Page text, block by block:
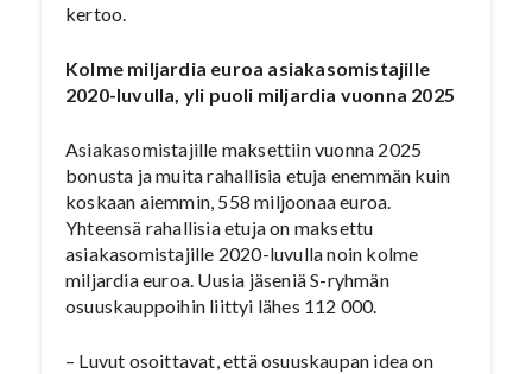
kertoo.
Kolme miljardia euroa asiakasomistajille
2020-luvulla, yli puoli miljardia vuonna 2025
Asiakasomistajille maksettiin vuonna 2025
bonusta ja muita rahallisia etuja enemmän kuin
koskaan aiemmin, 558 miljoonaa euroa.
Yhteensä rahallisia etuja on maksettu
asiakasomistajille 2020-luvulla noin kolme
miljardia euroa. Uusia jäseniä S-ryhmän
osuuskauppoihin liittyi lähes 112 000.
– Luvut osoittavat, että osuuskaupan idea on